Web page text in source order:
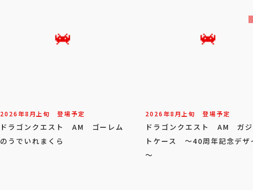
2026年8月上旬 登場予定
ドラゴンクエスト AM ゴーレム
のうでいれまくら
2026年8月上旬 登場予定
ドラゴンクエスト AM ガ
トケース ～40周年記念デザ
～